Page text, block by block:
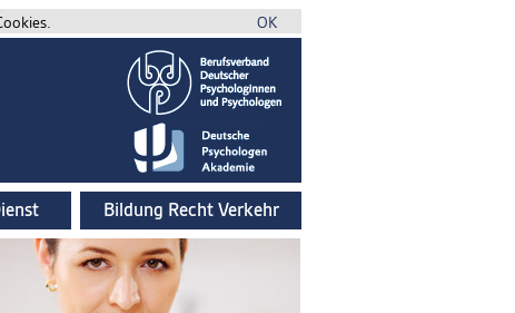
OK
Bildung Recht Verkehr